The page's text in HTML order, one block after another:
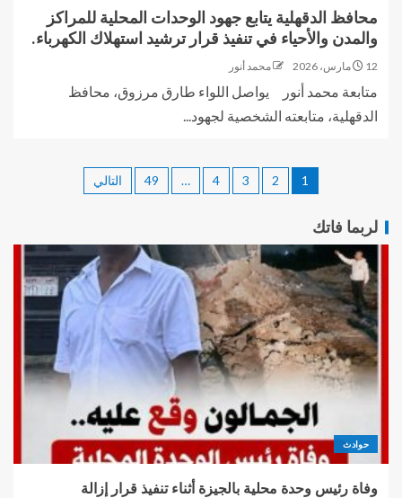
محافظ الدقهلية يتابع جهود الوحدات المحلية للمراكز
والمدن والأحياء في تنفيذ قرار ترشيد استهلاك الكهرباء.
12 مارس، 2026 محمد أنور
متابعة محمد أنور يواصل اللواء طارق مرزوق، محافظ
الدقهلية، متابعته الشخصية لجهود...
1
2
3
4
…
49 التالي
لربما فاتك
حوادث
وفاة رئيس وحدة محلية بالجيزة أثناء تنفيذ قرار إزالة